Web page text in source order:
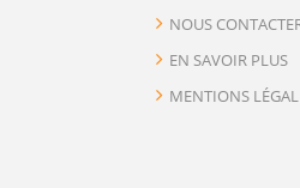
NOUS
EN SAVOIR PLUS
MENTIONS